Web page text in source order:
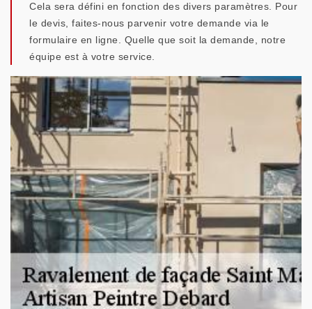
Cela sera défini en fonction des divers paramètres. Pour
le devis, faites-nous parvenir votre demande via le
formulaire en ligne. Quelle que soit la demande, notre
équipe est à votre service.